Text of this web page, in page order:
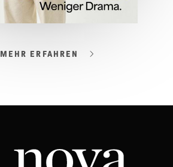
03/2026
MEHR ERFAHREN